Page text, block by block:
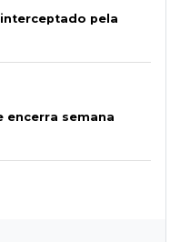
pela
encerra semana